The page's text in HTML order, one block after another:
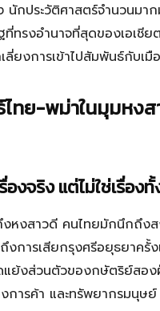
นักประวัติศาสตร์จำนวนม
ที่ทรงอำนาจที่สุดของเอเชี
ลี่ยงการเข้าไปสัมพันธ์กับเ
ทย-พม่าในมุมหงส
องจริง แต่ไม่ใช่เรื่อง
หงสาวดี คนไทยมักนึกถึง
การเสียกรุงศรีอยุธยาครั้
แย้งส่วนตัวของกษัตริย์สอ
งการค้า และทรัพยากรมนุษย์